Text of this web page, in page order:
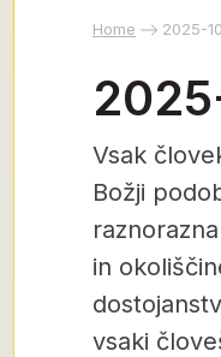
Home 2025-
Vsak
Božji
in
vsaki